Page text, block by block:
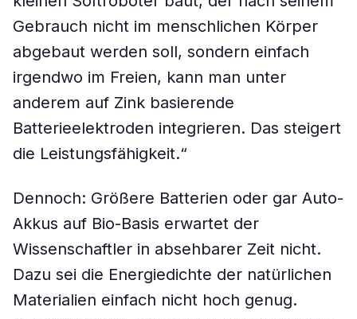
Gebrauch nicht im menschlichen Körper
abgebaut werden soll, sondern einfach
irgendwo im Freien, kann man unter
anderem auf Zink basierende
Batterieelektroden integrieren. Das steigert
die Leistungsfähigkeit.“
Dennoch: Größere Batterien oder gar Auto-
Akkus auf Bio-Basis erwartet der
Wissenschaftler in absehbarer Zeit nicht.
Dazu sei die Energiedichte der natürlichen
Materialien einfach nicht hoch genug.